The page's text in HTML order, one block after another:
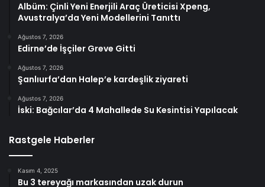
Albüm: Çinli Yeni Enerjili Araç Üreticisi Xpeng,
Avustralya’da Yeni Modellerini Tanıttı
Ağustos 7, 2026
Edirne’de İşçiler Greve Gitti
Ağustos 7, 2026
Şanlıurfa’dan Halep’e kardeşlik ziyareti
Ağustos 7, 2026
İski: Bağcılar’da 4 Mahallede Su Kesintisi Yapılacak
Rastgele Haberler
Kasım 4, 2025
Bu 3 tereyağı markasından uzak durun